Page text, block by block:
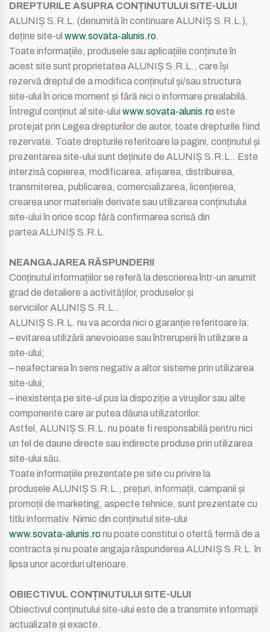
DREPTURILE ASUPRA CONȚINUTULUI SITE-ULUI
ALUNIȘ S.R.L. (denumită în continuare ALUNIȘ S.R.L.),
deține site-ul www.sovata-alunis.ro.
Toate informațiile, produsele sau aplicațiile conținute în
acest site sunt proprietatea ALUNIȘ S.R.L., care își
rezervă dreptul de a modifica conținutul și/sau structura
site-ului în orice moment și fără nici o informare prealabilă.
Întregul conținut al site-ului www.sovata-alunis.roeste
protejat prin Legea drepturilor de autor, toate drepturile fiind
rezervate. Toate drepturile referitoare la pagini, conținutul și
prezentarea site-ului sunt deținute de ALUNIȘ S.R.L.. Este
interzisă copierea, modificarea, afișarea, distribuirea,
transmiterea, publicarea, comercializarea, licențierea,
crearea unor materiale derivate sau utilizarea conținutului
site-ului în orice scop fără confirmarea scrisă din
partea ALUNIȘ S.R.L.
NEANGAJAREA RĂSPUNDERII
Conținutul informațiilor se referă la descrierea într-un anumit
grad de detaliere a activităților, produselor și
serviciilor ALUNIȘ S.R.L..
ALUNIȘ S.R.L. nu va acorda nici o garanție referitoare la:
– evitarea utilizării anevoioase sau întreruperii în utilizare a
site-ului;
– neafectarea în sens negativ a altor sisteme prin utilizarea
site-ului;
– inexistența pe site-ul pus la dispoziție a virușilor sau alte
componente care ar putea dăuna utilizatorilor.
Astfel, ALUNIȘ S.R.L. nu poate fi responsabilă pentru nici
un fel de daune directe sau indirecte produse prin utilizarea
site-ului său.
Toate informațiile prezentate pe site cu privire la
produsele ALUNIȘ S.R.L., prețuri, informații, campanii și
promoții de marketing, aspecte tehnice, sunt prezentate cu
titlu informativ. Nimic din conținutul site-ului
www.sovata-alunis.ronu poate constitui o ofertă fermă de a
contracta și nu poate angaja răspunderea ALUNIȘ S.R.L. în
lipsa unor acorduri ulterioare.
OBIECTIVUL CONȚINUTULUI SITE-ULUI
Obiectivul conținutului site-ului este de a transmite informații
actualizate și exacte.